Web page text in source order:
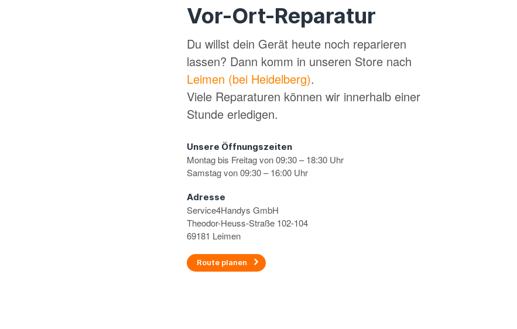
Vor-Ort-Reparatur
Du willst dein Gerät heute noch reparieren
lassen? Dann komm in unseren Store nach
Leimen (bei Heidelberg).
Viele Reparaturen können wir innerhalb einer
Stunde erledigen.
Unsere Öffnungszeiten
Montag bis Freitag von 09:30 – 18:30 Uhr
Samstag von 09:30 – 16:00 Uhr
Adresse
Service4Handys GmbH
Theodor-Heuss-Straße 102-104
69181 Leimen
Route planen